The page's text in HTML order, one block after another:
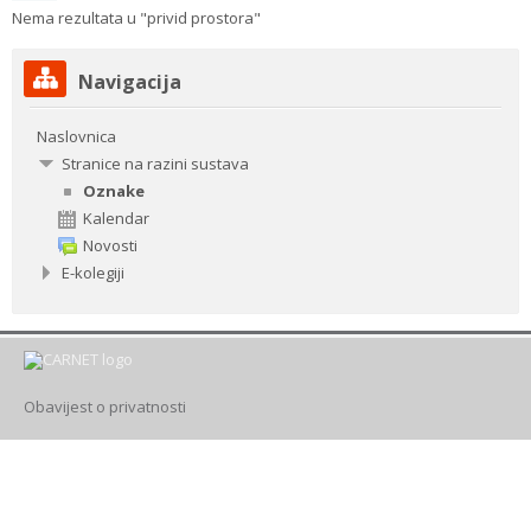
Hrvatski ‎(hr)‎
e-
Nema rezultata u "privid prostora"
Preskoči
NavigacijaNavigacija
Naslovnica
Stranice na razini sustava
Oznake
Kalendar
Novosti
E-kolegiji
Obavijest o privatnosti